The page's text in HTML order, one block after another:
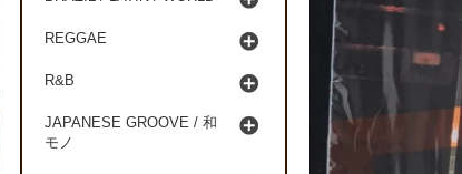
REGGAE
R&B
JAPANESE GROOVE / 和
モノ